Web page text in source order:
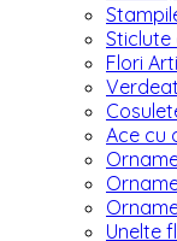
Flori
Ace cu
Unelte